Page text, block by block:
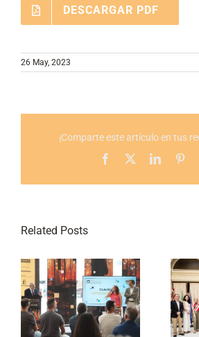
DESCARGAR PDF
26 May, 2023
¡Comparte este artículo en tus
Facebook
Related Posts